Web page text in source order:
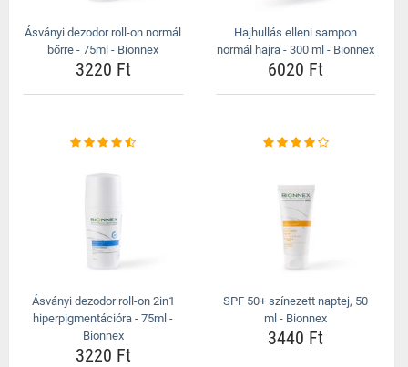
Ásványi dezodor roll-on normál
bőrre - 75ml - Bionnex
3220 Ft
Hajhullás elleni sampon
normál hajra - 300 ml - Bionnex
6020 Ft
Ásványi dezodor roll-on 2in1
hiperpigmentációra - 75ml -
Bionnex
3220 Ft
SPF 50+ színezett naptej, 50
ml - Bionnex
3440 Ft